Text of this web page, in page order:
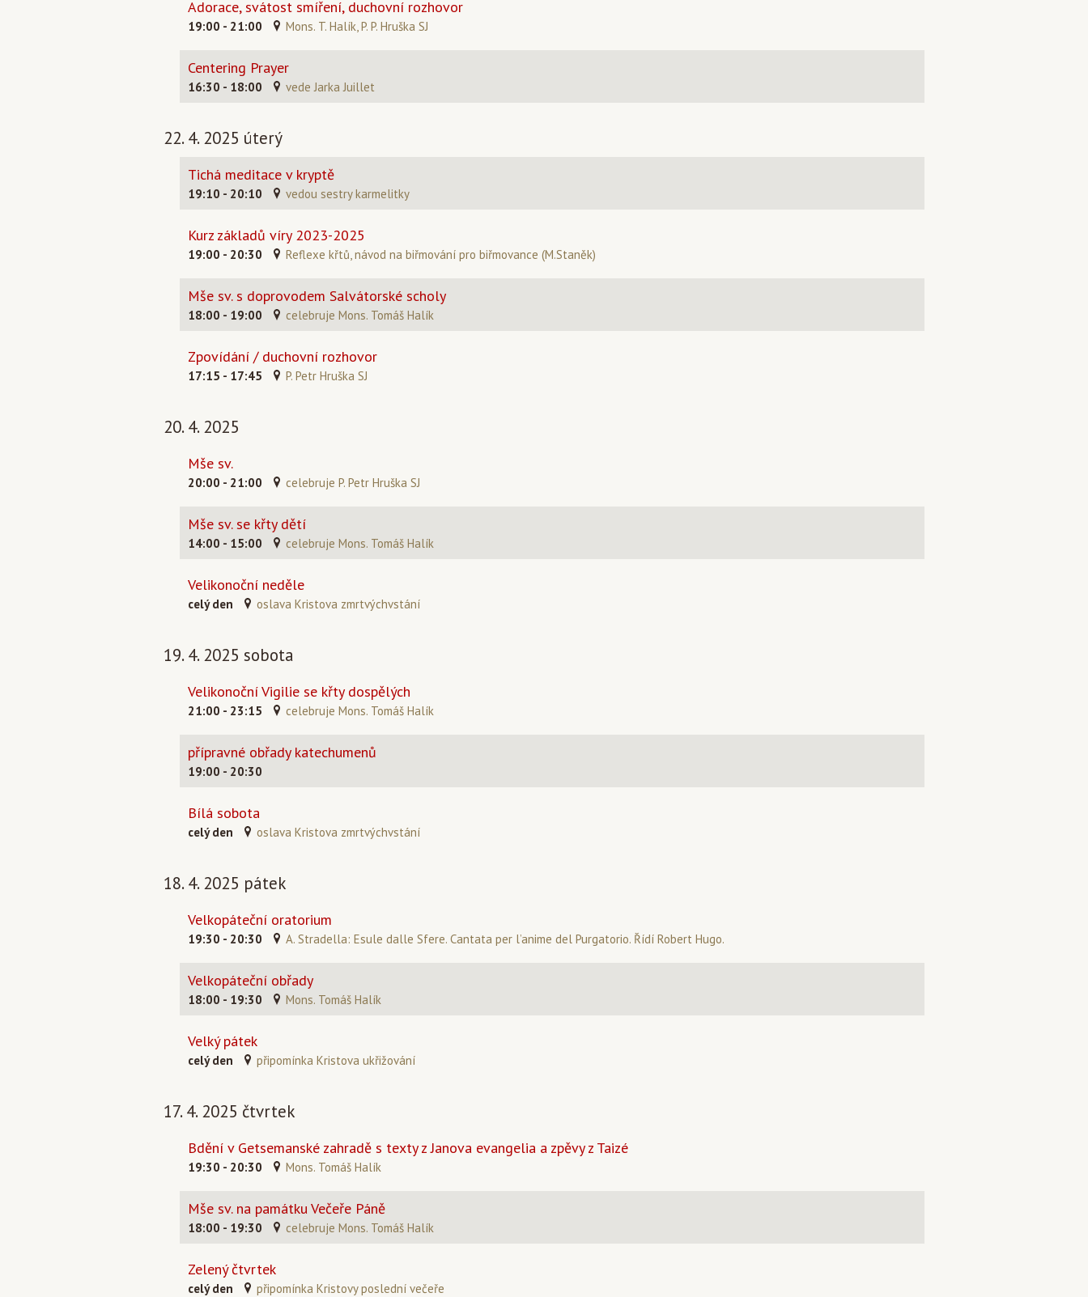
Adorace, svátost smíření, duchovní rozhovor
19:00 - 21:00 Mons. T. Halík, P. P. Hruška SJ
Centering Prayer
16:30 - 18:00 vede Jarka Juillet
22. 4. 2025 úterý
Tichá meditace v kryptě
19:10 - 20:10 vedou sestry karmelitky
Kurz základů víry 2023-2025
19:00 - 20:30 Reflexe křtů, návod na biřmování pro biřmovance (M.Staněk)
Mše sv. s doprovodem Salvátorské scholy
18:00 - 19:00 celebruje Mons. Tomáš Halík
Zpovídání / duchovní rozhovor
17:15 - 17:45 P. Petr Hruška SJ
20. 4. 2025
Mše sv.
20:00 - 21:00 celebruje P. Petr Hruška SJ
Mše sv. se křty dětí
14:00 - 15:00 celebruje Mons. Tomáš Halík
Velikonoční neděle
celý den oslava Kristova zmrtvýchvstání
19. 4. 2025 sobota
Velikonoční Vigilie se křty dospělých
21:00 - 23:15 celebruje Mons. Tomáš Halík
přípravné obřady katechumenů
19:00 - 20:30
Bílá sobota
celý den oslava Kristova zmrtvýchvstání
18. 4. 2025 pátek
Velkopáteční oratorium
19:30 - 20:30 A. Stradella: Esule dalle Sfere. Cantata per l’anime del Purgatorio. Řídí Robert Hugo.
Velkopáteční obřady
18:00 - 19:30 Mons. Tomáš Halík
Velký pátek
celý den připomínka Kristova ukřižování
17. 4. 2025 čtvrtek
Bdění v Getsemanské zahradě s texty z Janova evangelia a zpěvy z Taizé
19:30 - 20:30 Mons. Tomáš Halík
Mše sv. na památku Večeře Páně
18:00 - 19:30 celebruje Mons. Tomáš Halík
Zelený čtvrtek
celý den připomínka Kristovy poslední večeře